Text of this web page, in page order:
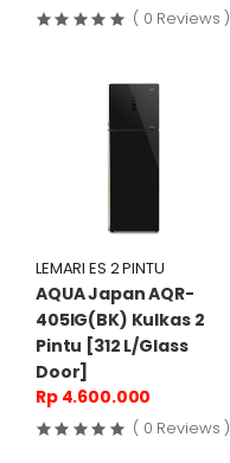
( 0 Reviews )
LEMARI ES 2 PINTU
AQUA Japan AQR-
405IG(BK) Kulkas 2
Pintu [312 L/Glass
Door]
Rp 4.600.000
( 0 Reviews )